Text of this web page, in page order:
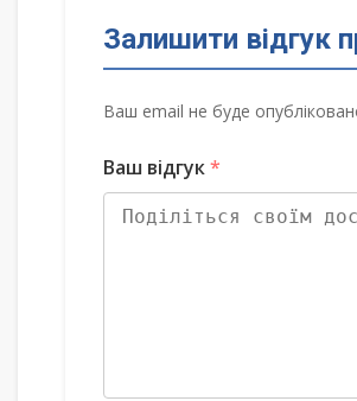
Залишити відгук
Ваш email не буде
Ваш відгук*